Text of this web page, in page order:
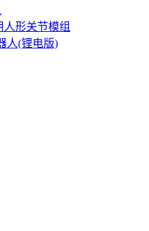
人形关节模组
人(锂电版)